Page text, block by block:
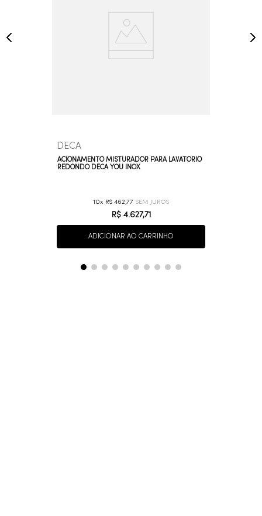
DECA
ACIONAMENTO MISTURADOR PARA LAVATÓRIO
REDONDO DECA YOU INOX
10 R$ 462,77
R$ 4.627,71
ADICIONAR AO CARRINHO